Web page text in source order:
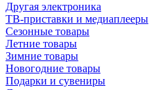
Другая электроника
ТВ-приставки и медиаплееры
Сезонные товары
Летние товары
Зимние товары
Новогодние товары
Подарки и сувениры